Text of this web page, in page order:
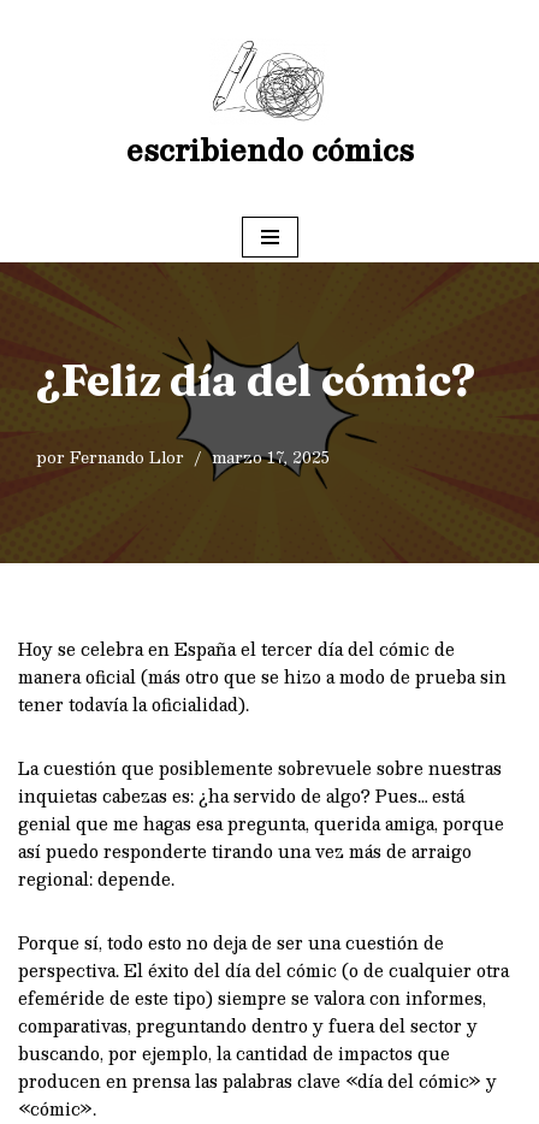
escribiendo cómics
¿Feliz día del cómic?
porFernando Llor marzo 17, 2025
Hoy se celebra en España el tercer día del cómic de
manera oficial (más otro que se hizo a modo de prueba sin
tener todavía la oficialidad).
La cuestión que posiblemente sobrevuele sobre nuestras
inquietas cabezas es: ¿ha servido de algo? Pues… está
genial que me hagas esa pregunta, querida amiga, porque
así puedo responderte tirando una vez más de arraigo
regional: depende.
Porque sí, todo esto no deja de ser una cuestión de
perspectiva. El éxito del día del cómic (o de cualquier otra
efeméride de este tipo) siempre se valora con informes,
comparativas, preguntando dentro y fuera del sector y
buscando, por ejemplo, la cantidad de impactos que
producen en prensa las palabras clave «día del cómic» y
«cómic».